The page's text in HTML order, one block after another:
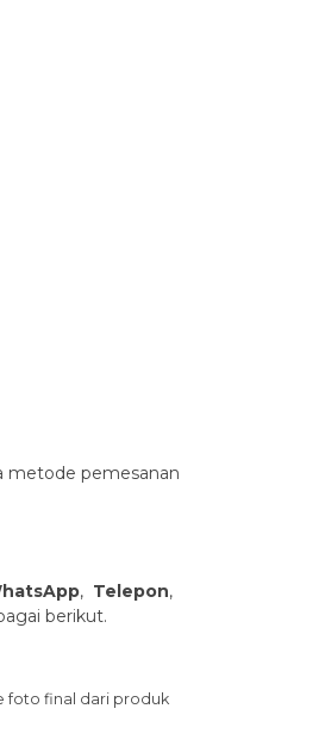
metode pemesanan
, Telepon,
berikut.
foto final dari produk